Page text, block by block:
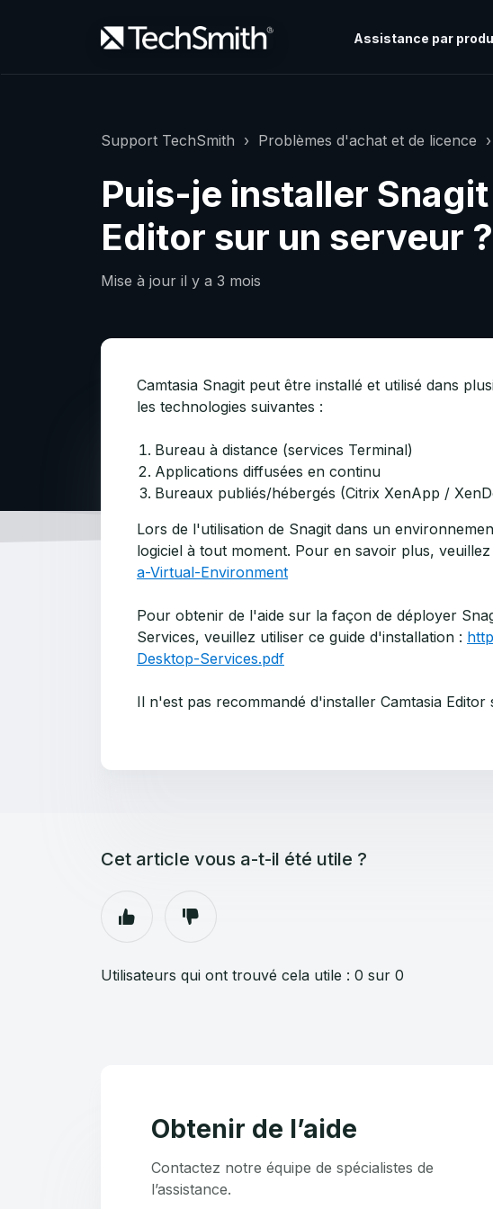
Assistance par
Support TechSmith Problèmes d'achat et de licence
Puis-je installer
Editor sur un serveur ?
Mise à jour il y a 3 mois
Camtasia Snagit peut être installé et utilisé dans
les technologies suivantes :
Bureau à distance (services Terminal)
Applications diffusées en continu
Bureaux publiés/hébergés (Citrix XenApp /
Lors de l'utilisation de Snagit dans un
logiciel à tout moment. Pour en savoir plus, veuillez
a-Virtual-Environment
Pour obtenir de l'aide sur la façon de déployer
Services, veuillez utiliser ce guide d'installation :
Desktop-Services.pdf
Il n'est pas recommandé d'installer Camtasia
Cet article vous a-t-il été utile ?
Utilisateurs qui ont trouvé cela utile : 0 sur 0
Obtenir de l’aide
Contactez notre équipe de spécialistes de
l’assistance.